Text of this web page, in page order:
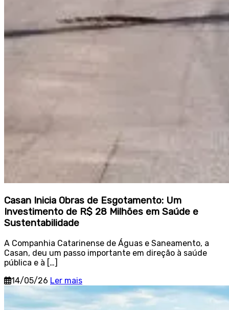
Casan Inicia Obras de Esgotamento: Um
Investimento de R$ 28 Milhões em Saúde e
Sustentabilidade
A Companhia Catarinense de Águas e Saneamento, a
Casan, deu um passo importante em direção à saúde
pública e à […]
14/05/26 Ler mais